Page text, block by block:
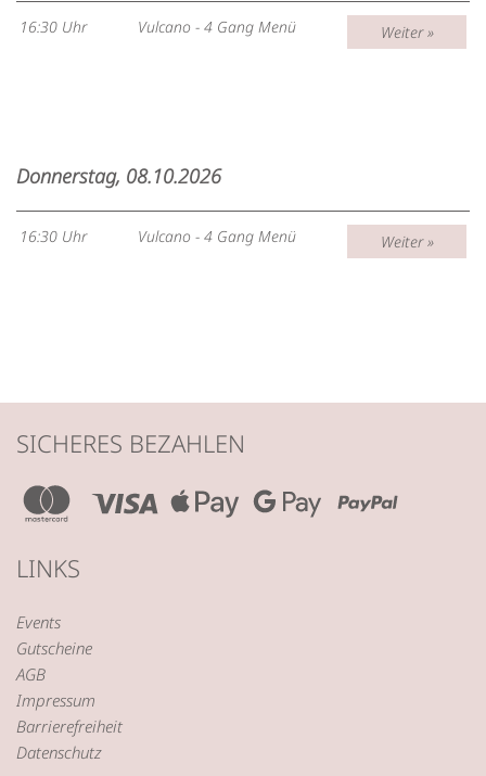
16:30 Uhr Vulcano - 4 Gang Menü Weiter »
Donnerstag, 08.10.2026
16:30 Uhr Vulcano - 4 Gang Menü Weiter »
SICHERES BEZAHLEN
LINKS
Events
Gutscheine
AGB
Impressum
Barrierefreiheit
Datenschutz